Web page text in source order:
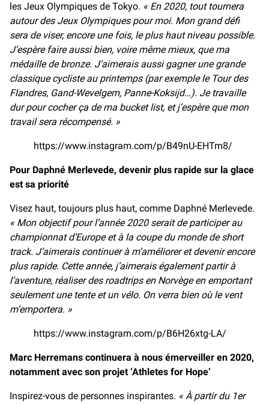
les Jeux Olympiques de Tokyo. « En 2020, tout tournera
autour des Jeux Olympiques pour moi. Mon grand défi
sera de viser, encore une fois, le plus haut niveau possible.
J’espère faire aussi bien, voire même mieux, que ma
médaille de bronze. J’aimerais aussi gagner une grande
classique cycliste au printemps (par exemple le Tour des
Flandres, Gand-Wevelgem, Panne-Koksijd…). Je travaille
dur pour cocher ça de ma bucket list, et j’espère que mon
travail sera récompensé. »
https://www.instagram.com/p/B49nU-EHTm8/
Pour Daphné Merlevede, devenir plus rapide sur la glace
est sa priorité
Visez haut, toujours plus haut, comme Daphné Merlevede.
« Mon objectif pour l’année 2020 serait de participer au
championnat d’Europe et à la coupe du monde de short
track. J’aimerais continuer à m’améliorer et devenir encore
plus rapide. Cette année, j’aimerais également partir à
l’aventure, réaliser des roadtrips en Norvège en emportant
seulement une tente et un vélo. On verra bien où le vent
m’emportera. »
https://www.instagram.com/p/B6H26xtg-LA/
Marc Herremans continuera à nous émerveiller en 2020,
notamment avec son projet ‘Athletes for Hope’
Inspirez-vous de personnes inspirantes. « À partir du 1er